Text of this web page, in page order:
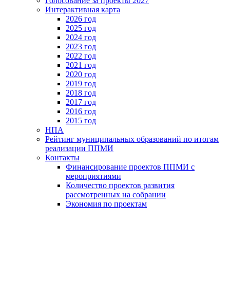
Интерактивная карта
2026 год
2025 год
2024 год
2023 год
2022 год
2021 год
2020 год
2019 год
2018 год
2017 год
2016 год
2015 год
НПА
Рейтинг муниципальных образований по итогам
реализации ППМИ
Контакты
Финансирование проектов ППМИ с
мероприятиями
Количество проектов развития
рассмотренных на собрании
Экономия по проектам